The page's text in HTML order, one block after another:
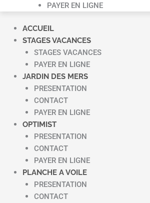
PAYER EN LIGNE
ACCUEIL
STAGES VACANCES
STAGES VACANCES
PAYER EN LIGNE
JARDIN DES MERS
PRESENTATION
CONTACT
PAYER EN LIGNE
OPTIMIST
PRESENTATION
CONTACT
PAYER EN LIGNE
PLANCHE A VOILE
PRESENTATION
CONTACT